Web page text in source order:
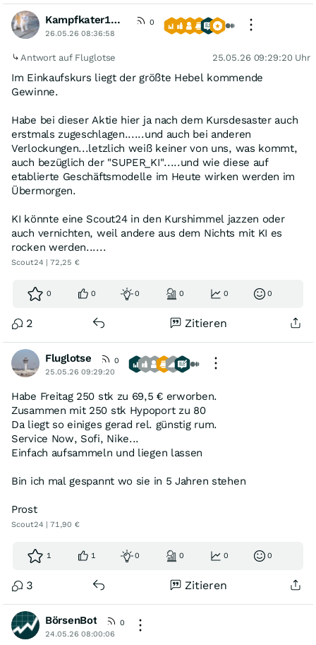
Kampfkater1969
0
26.05.26 08:36:58
Antwort auf Fluglotse 25.05.26 09:29:20 Uhr
Im Einkaufskurs liegt der größte Hebel kommende
Gewinne.
Habe bei dieser Aktie hier ja nach dem Kursdesaster auch
erstmals zugeschlagen......und auch bei anderen
Verlockungen...letzlich weiß keiner von uns, was kommt,
auch bezüglich der "SUPER_KI".....und wie diese auf
etablierte Geschäftsmodelle im Heute wirken werden im
Übermorgen.
KI könnte eine Scout24 in den Kurshimmel jazzen oder
auch vernichten, weil andere aus dem Nichts mit KI es
rocken werden......
Scout24 | 72,25 €
0 0 0 0 0 0
2 Zitieren
Fluglotse
0
25.05.26 09:29:20
Habe Freitag 250 stk zu 69,5 € erworben.
Zusammen mit 250 stk Hypoport zu 80
Da liegt so einiges gerad rel. günstig rum.
Service Now, Sofi, Nike...
Einfach aufsammeln und liegen lassen
Bin ich mal gespannt wo sie in 5 Jahren stehen
Prost
Scout24 | 71,90 €
1 1 0 0 0 0
3 Zitieren
BörsenBot
0
24.05.26 08:00:06